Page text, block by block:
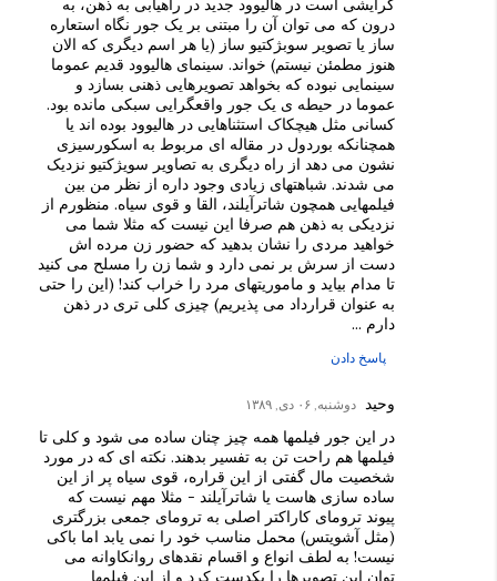
گرایشی است در هالیوود جدید در راهیابی به ذهن، به
درون که می توان آن را مبتنی بر یک جور نگاه استعاره
ساز یا تصویر سوبژکتیو ساز (یا هر اسم دیگری که الان
هنوز مطمئن نیستم) خواند. سینمای هالیوود قدیم عموما
سینمایی نبوده که بخواهد تصویرهایی ذهنی بسازد و
عموما در حیطه ی یک جور واقعگرایی سبکی مانده بود.
کسانی مثل هیچکاک استثناهایی در هالیوود بوده اند یا
همچنانکه بوردول در مقاله ای مربوط به اسکورسیزی
نشون می دهد از راه دیگری به تصاویر سویژکتیو نزدیک
می شدند. شباهتهای زیادی وجود داره از نظر من بین
فیلمهایی همچون شاترآیلند، القا و قوی سیاه. منظورم از
نزدیکی به ذهن هم صرفا این نیست که مثلا شما می
خواهید مردی را نشان بدهید که حضور زن مرده اش
دست از سرش بر نمی دارد و شما زن را مسلح می کنید
تا مدام بیاید و ماموریتهای مرد را خراب کند! (این را حتی
به عنوان قرارداد می پذیریم) چیزی کلی تری در ذهن
دارم ...
پاسخ دادن
وحید دوشنبه, ۰۶ دی, ۱۳۸۹
در این جور فیلمها همه چیز چنان ساده می شود و کلی تا
فیلمها هم راحت تن به تفسیر بدهند. نکته ای که در مورد
شخصیت مال گفتی از این قراره، قوی سیاه پر از این
ساده سازی هاست یا شاترآیلند - مثلا مهم نیست که
پیوند ترومای کاراکتر اصلی به ترومای جمعی بزرگتری
(مثل آشویتس) محمل مناسب خود را نمی یابد اما باکی
نیست! به لطف انواع و اقسام نقدهای روانکاوانه می
توان این تصویرها را یکدست کرد و از این فیلمها